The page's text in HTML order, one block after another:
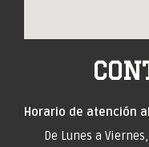
Horario de atención
De Lunes a